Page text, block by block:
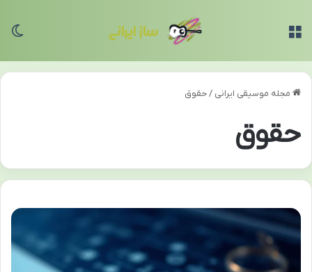
مجله موسیقی ایرانی /حقوق
حقوق